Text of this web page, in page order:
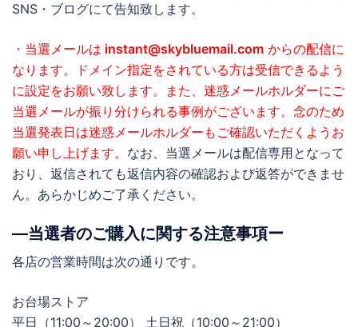
SNS・ブログにて告知致します。
・当選メールは instant@skybluemail.com からの配信に
なります。ドメイン指定をされている方は受信できるよう
に設定をお願い致します。また、迷惑メールホルダーにご
当選メールが振り分けられる事例がございます。念のため
当選発表日は迷惑メールホルダーもご確認いただくようお
願い申し上げます。 なお、当選メールは配信専用となって
おり、返信されても返信内容の確認および返答ができませ
ん。あらかじめご了承ください。
―当選者のご購入に関する注意事項ー
各店の営業時間は次の通りです。
お台場ストア
平日（11:00～20:00） 土日祝（10:00～21:00）